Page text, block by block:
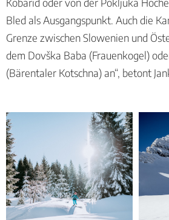
Bled als Ausgangspunkt. Auch die
Grenze zwischen Slowenien und
dem Dovška Baba (Frauenkogel)
(Bärentaler Kotschna) an“, betont